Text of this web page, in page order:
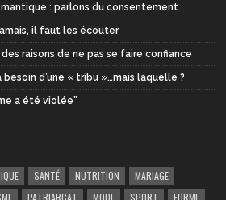
: parlons du consentement
il faut les écouter
raisons de ne pas se faire confiance
d’une « tribu »…mais laquelle ?
a été violée”
SANTÉ NUTRITION
MARIAGE
PATRIARCAT MODE SPORT FORME